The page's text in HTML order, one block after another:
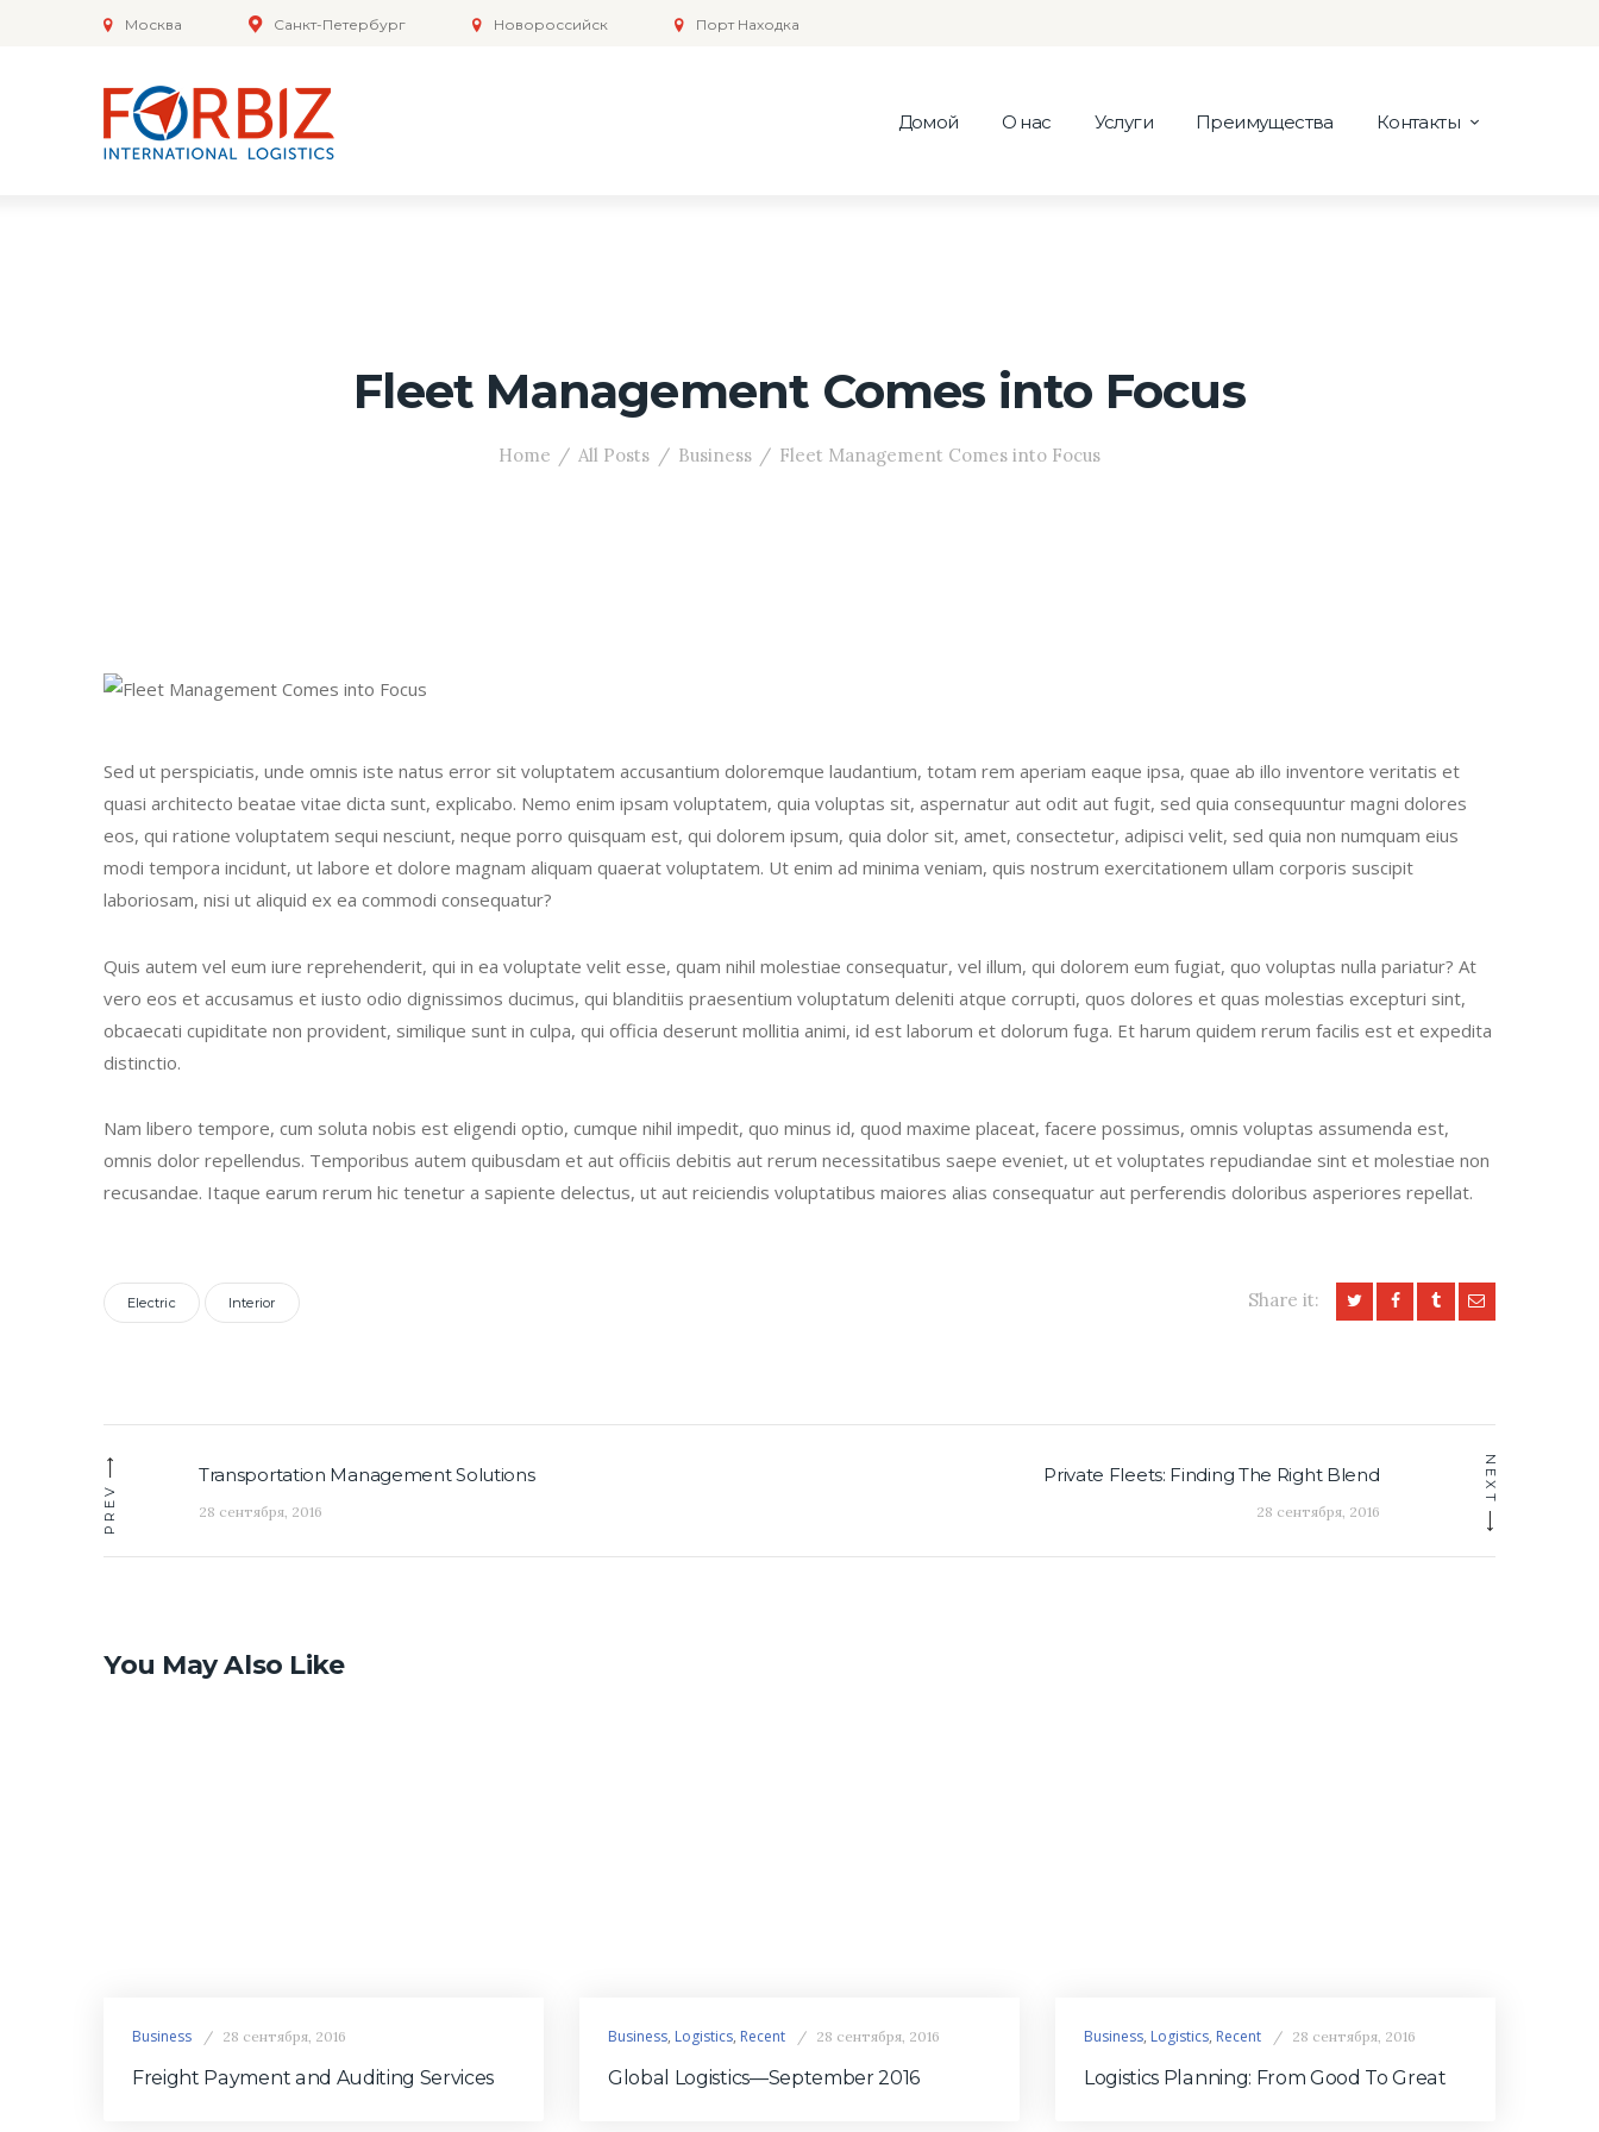
Москва Санкт-Петербург Новороссийск Порт Находка
Домой О нас Услуги Преимущества Контакты
Fleet Management Comes into Focus
Home All Posts Business Fleet Management Comes into Focus
Sed ut perspiciatis, unde omnis iste natus error sit voluptatem accusantium doloremque laudantium, totam rem aperiam eaque ipsa, quae ab illo inventore veritatis et
quasi architecto beatae vitae dicta sunt, explicabo. Nemo enim ipsam voluptatem, quia voluptas sit, aspernatur aut odit aut fugit, sed quia consequuntur magni dolores
eos, qui ratione voluptatem sequi nesciunt, neque porro quisquam est, qui dolorem ipsum, quia dolor sit, amet, consectetur, adipisci velit, sed quia non numquam eius
modi tempora incidunt, ut labore et dolore magnam aliquam quaerat voluptatem. Ut enim ad minima veniam, quis nostrum exercitationem ullam corporis suscipit
laboriosam, nisi ut aliquid ex ea commodi consequatur?
Quis autem vel eum iure reprehenderit, qui in ea voluptate velit esse, quam nihil molestiae consequatur, vel illum, qui dolorem eum fugiat, quo voluptas nulla pariatur? At
vero eos et accusamus et iusto odio dignissimos ducimus, qui blanditiis praesentium voluptatum deleniti atque corrupti, quos dolores et quas molestias excepturi sint,
obcaecati cupiditate non provident, similique sunt in culpa, qui officia deserunt mollitia animi, id est laborum et dolorum fuga. Et harum quidem rerum facilis est et expedita
distinctio.
Nam libero tempore, cum soluta nobis est eligendi optio, cumque nihil impedit, quo minus id, quod maxime placeat, facere possimus, omnis voluptas assumenda est,
omnis dolor repellendus. Temporibus autem quibusdam et aut officiis debitis aut rerum necessitatibus saepe eveniet, ut et voluptates repudiandae sint et molestiae non
recusandae. Itaque earum rerum hic tenetur a sapiente delectus, ut aut reiciendis voluptatibus maiores alias consequatur aut perferendis doloribus asperiores repellat.
Electric Interior Share it:
по
записям
PREV
Previous
post:
Transportation Management Solutions
28 сентября, 2016
NEXT
Private Fleets: Finding The Right Blend
28 сентября, 2016
You May Also Like
Business 28 сентября, 2016
Freight Payment and Auditing Services
Business, Logistics, Recent 28 сентября, 2016
Global Logistics—September 2016
Business, Logistics, Recent 28 сентября, 2016
Logistics Planning: From Good To Great